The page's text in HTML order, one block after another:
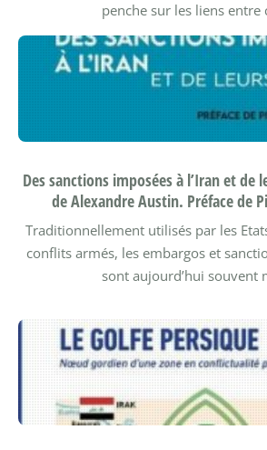
penche sur les liens entre
Des sanctions imposées à l’Iran et de
de Alexandre Austin. Préface de
Traditionnellement utilisés par les
conflits armés, les embargos et
sont aujourd’hui souvent